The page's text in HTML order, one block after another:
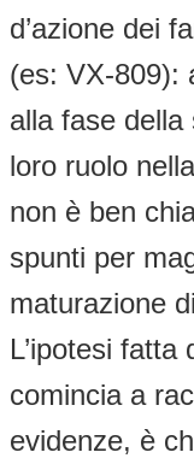
d’azione dei
(es: VX-809):
alla fase della
loro ruolo
non è ben
spunti per
maturazione
L’ipotesi
comincia a
evidenze, è